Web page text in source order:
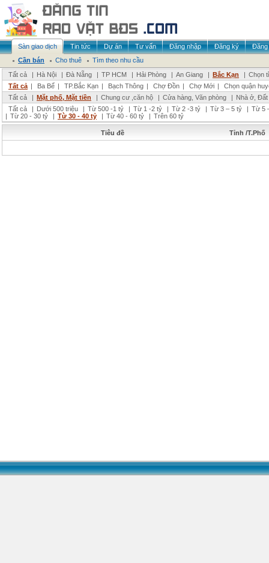
Sàn giao dịch Tin tức Dự án Tư vấn Đăng nhập Đăng ký
Đăng
Cần bán
Cho thuê
Tìm theo nhu cầu
Tất cả
| Hà Nội | Đà Nẵng | TP HCM | Hải Phòng | An Giang | Bắc Kạn | Chọn
Tất cả | Ba Bể | TP.Bắc Kạn | Bạch Thông | Chợ Đồn | Chợ Mới |
Chọn quận
Tất cả
| Mặt phố, Mặt tiền | Chung cư ,căn hộ | Cửa hàng, Văn phòng | Nhà ở,
Tất cả
| Dưới 500 triệu | Từ 500 -1 tỷ | Từ 1 -2 tỷ | Từ 2 -3 tỷ | Từ 3 – 5 tỷ | Từ 5
| Từ 20 - 30 tỷ | Từ 30 - 40 tỷ | Từ 40 - 60 tỷ | Trên 60 tỷ
Tiêu đề Tỉnh /T.Phố